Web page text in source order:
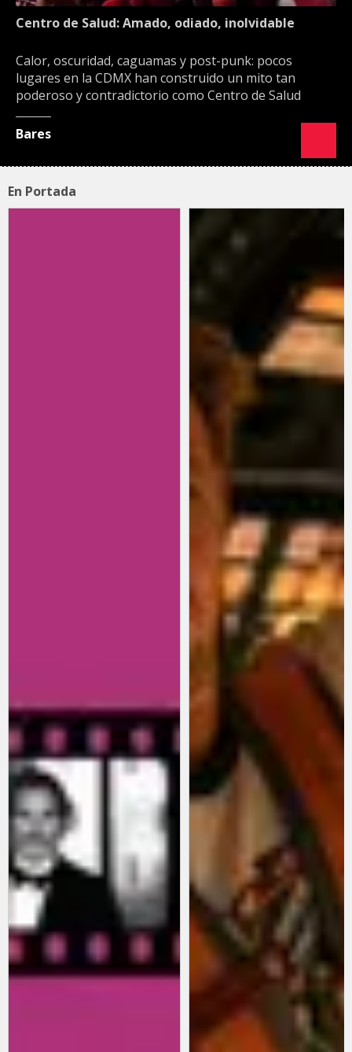
Centro de Salud: Amado, odiado, inolvidable
Calor, oscuridad, caguamas y post-punk: pocos
lugares en la CDMX han construido un mito tan
poderoso y contradictorio como Centro de Salud
Bares
En Portada